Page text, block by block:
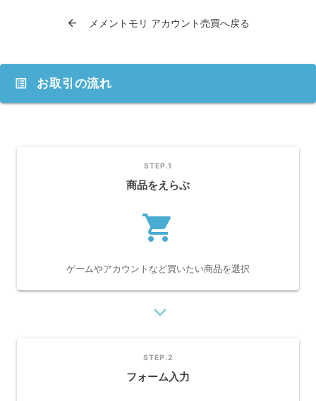
arrow_back メメントモリ アカウント売買へ戻る
list_alt お取引の流れ
STEP.1
商品をえらぶ
shopping_cart
ゲームやアカウントなど買いたい商品を選択
navigate_next
STEP.2
フォーム入力